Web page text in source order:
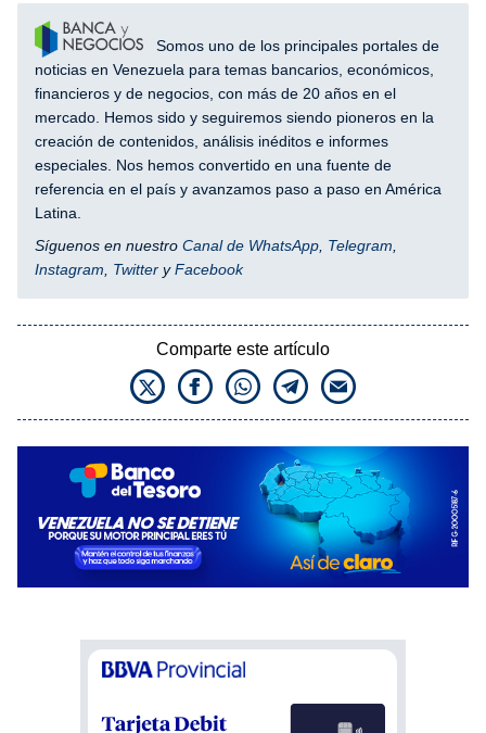
Somos uno de los principales portales de
noticias en Venezuela para temas bancarios, económicos,
financieros y de negocios, con más de 20 años en el
mercado. Hemos sido y seguiremos siendo pioneros en la
creación de contenidos, análisis inéditos e informes
especiales. Nos hemos convertido en una fuente de
referencia en el país y avanzamos paso a paso en América
Latina.
Síguenos en nuestro Canal de WhatsApp Telegram
Instagram
Twitter yFacebook
Comparte este artículo